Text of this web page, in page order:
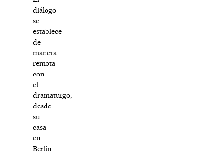
diálogo
se
establece
de
manera
remota
con
el
dramaturgo,
desde
su
casa
en
Berlín.